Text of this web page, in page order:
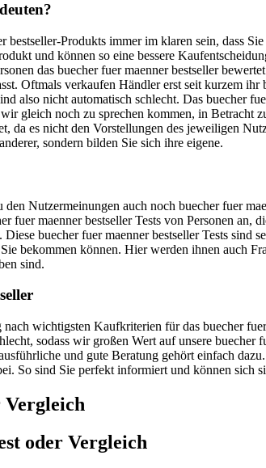
Produkts immer im klaren sein, dass
und können so eine bessere
das buecher fuer maenner bestseller
Oftmals verkaufen Händler erst seit kurzem
also nicht automatisch schlecht. Das buecher
gleich noch zu sprechen kommen, in Betracht
da es nicht den Vorstellungen des jeweiligen
sondern bilden Sie sich ihre eigene.
Nutzermeinungen auch noch buecher fuer
fuer maenner bestseller Tests von Personen an,
buecher fuer maenner bestseller Tests
bekommen können. Hier werden ihnen auch
sind.
wichtigsten Kaufkriterien für das buecher
sodass wir großen Wert auf unsere
und gute Beratung gehört einfach
So sind Sie perfekt informiert und können sich
Vergleich
oder Vergleich